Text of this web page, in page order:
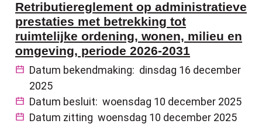
Retributiereglement op administratieve
prestaties met betrekking tot
ruimtelijke ordening, wonen, milieu en
omgeving, periode 2026-2031
Datum bekendmaking: dinsdag 16 december
2025
Datum besluit: woensdag 10 december 2025
Datum zitting woensdag 10 december 2025